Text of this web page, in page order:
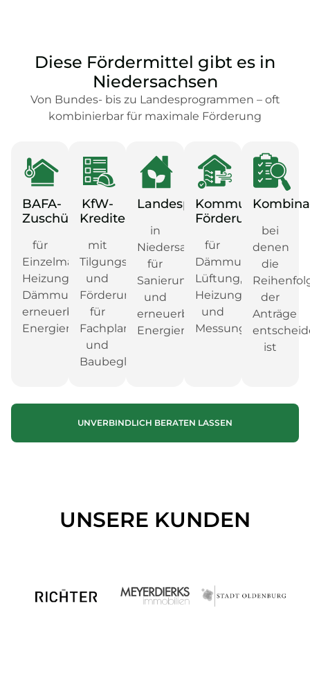
Diese Fördermittel gibt es in
Niedersachsen
Von Bundes- bis zu Landesprogrammen – oft
kombinierbar für maximale Förderung
BAFA-
Zuschüsse
für
Einzelmaßnahmen,
Heizungstausch,
Dämmung,
erneuerbare
Energien
KfW-
Kredite
mit
Tilgungszuschuss
und
Förderung
für
Fachplanung
und
Baubegleitung
Landesprogramme
in
Niedersachsen
für
Sanierung
und
erneuerbare
Energien
Kommunale
Förderungen
für
Dämmung,
Lüftung,
Heizungstausch
und
Messungen
bei
denen
die
der
Anträge
ist
UNVERBINDLICH BERATEN LASSEN
UNSERE KUNDEN